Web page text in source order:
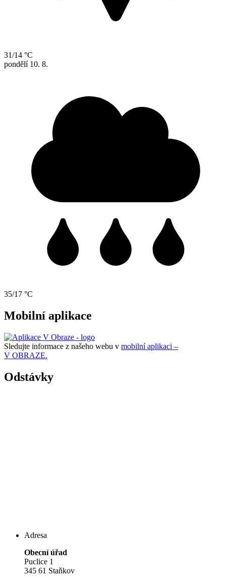
31/14 °C
pondělí 10. 8.
35/17 °C
Mobilní aplikace
Sledujte informace z našeho webu v mobilní aplikaci –
V OBRAZE.
Odstávky
Adresa
Obecní úřad
Puclice 1
345 61 Staňkov